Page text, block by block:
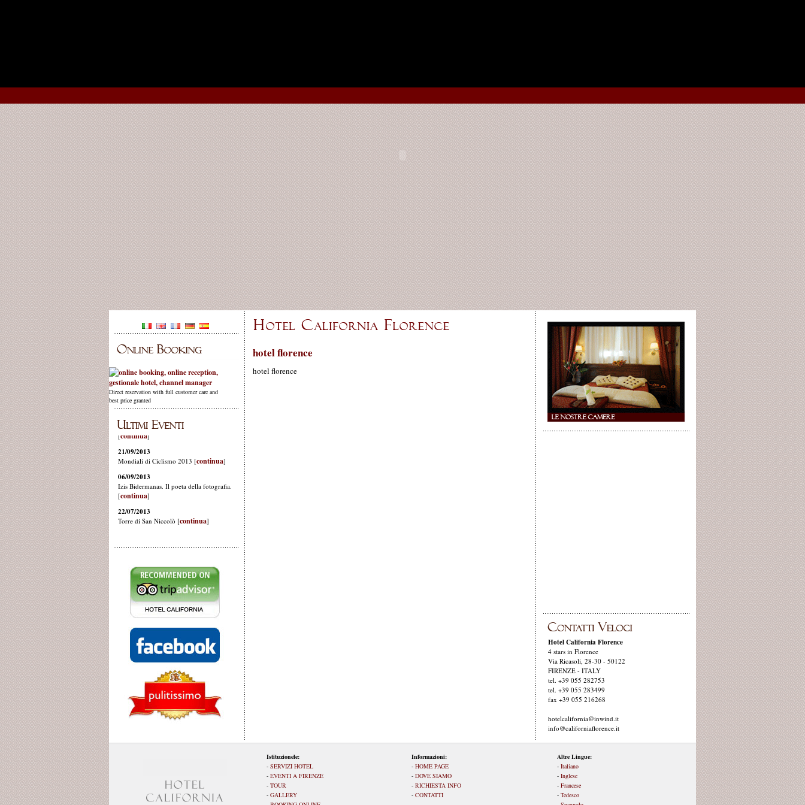
Direct reservation with full customer care and
best price granted
hotel florence
hotel florence
Hotel California Florence
4 stars in Florence
Via Ricasoli, 28-30 - 50122
FIRENZE - ITALY
tel. +39 055 282753
tel. +39 055 283499
fax +39 055 216268
hotelcalifornia@inwind.it
info@californiaflorence.it
Istituzionele:
- SERVIZI HOTEL
- EVENTI A FIRENZE
- TOUR
- GALLERY
Informazioni:
- HOME PAGE
- DOVE SIAMO
- RICHIESTA INFO
- CONTATTI
Altre Lingue:
- Italiano
- Inglese
- Francese
- Tedesco